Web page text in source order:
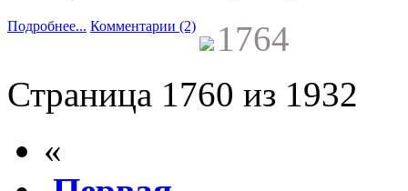
Подробнее... Комментарии (2)
1764
Страница 1760 из 1932
«